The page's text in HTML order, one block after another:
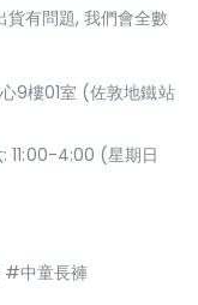
有問題, 我們會全數
9樓01室 (佐敦地鐵站
11:00-4:00 (星期日
中童長褲